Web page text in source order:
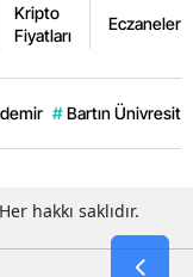
Kripto
Fiyatları
Eczaneler
# Bartın
hakkı saklıdır.